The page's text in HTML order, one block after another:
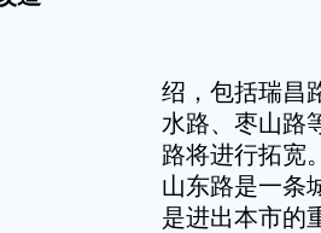
绍，包括瑞昌
水路、枣山路
路将进行拓宽
山东路是一条
是进出本市的